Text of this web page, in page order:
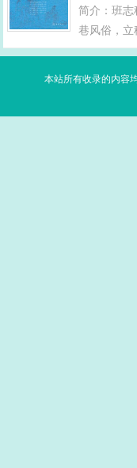
简介：班
巷风俗，
书，妄题
余尝目为
本站所有收录的内容